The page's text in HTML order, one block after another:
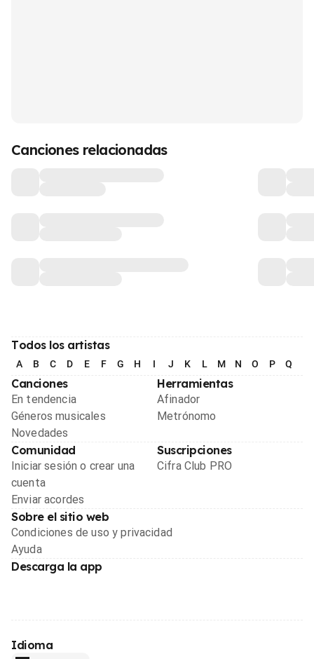
Canciones relacionadas
Todos los artistas
A B C D E F G H I J K L M N O P Q
Canciones
En tendencia
Géneros musicales
Novedades
Herramientas
Afinador
Metrónomo
Comunidad
Iniciar sesión o crear una
cuenta
Enviar acordes
Suscripciones
Cifra Club PRO
Sobre el sitio web
Condiciones de uso y privacidad
Ayuda
Descarga la app
Idioma